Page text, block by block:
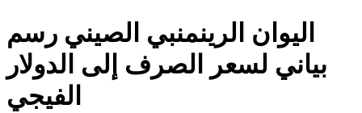
اليوان الرينمنبي الصيني رسم
بياني لسعر الصرف إلى الدولار
الفيجي